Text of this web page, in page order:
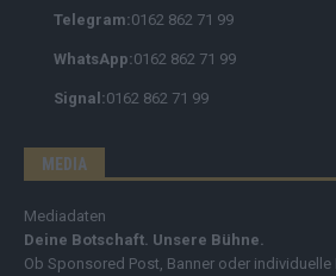
Telegram:0162 862 71 99
WhatsApp:0162 862 71 99
Signal:0162 862 71 99
MEDIA
Mediadaten
Deine Botschaft. Unsere Bühne.
Ob Sponsored Post, Banner oder